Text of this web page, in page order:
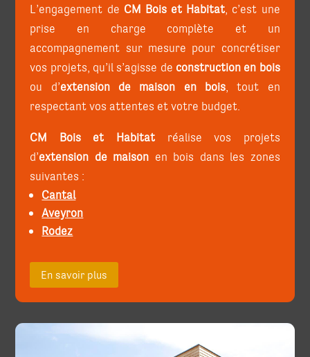
L’engagement de CM Bois et Habitat, c’est une
prise en charge complète et un
accompagnement sur mesure pour concrétiser
vos projets, qu’il s’agisse de construction en bois
ou d’extension de maison en bois, tout en
respectant vos attentes et votre budget.
CM Bois et Habitat réalise vos projets
d’extension de maison en bois dans les zones
suivantes :
Cantal
Aveyron
Rodez
En savoir plus